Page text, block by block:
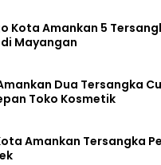
Kota Amankan 5
Mayangan
Dua Tersangka
Toko Kosmetik
Amankan Tersangka